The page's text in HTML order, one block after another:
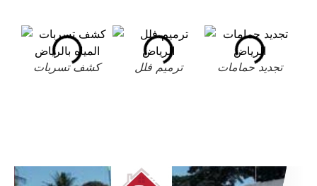
كشف تسربات ترميم فلل تجديد حمامات